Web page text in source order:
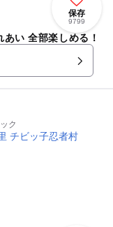
保存
9799
い 全部楽しめる！
ク